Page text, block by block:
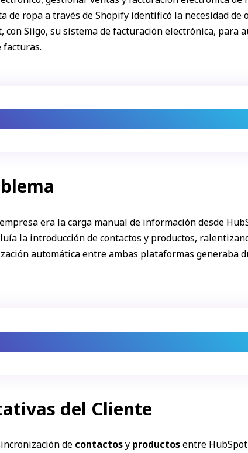
de ropa a través de Shopify identificó la necesidad
con Siigo, su sistema de facturación electrónica, para
facturas.
sincronización de datos es clave para
era la carga manual de información desde
la introducción de contactos y productos,
automática entre ambas plataformas generaba
del Cliente
de contactosy productosentre